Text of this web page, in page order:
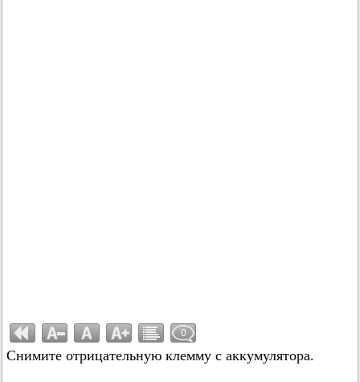
0
Снимите отрицательную клемму с аккумулятора.